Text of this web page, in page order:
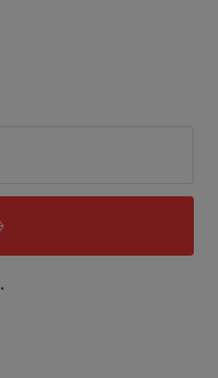
.